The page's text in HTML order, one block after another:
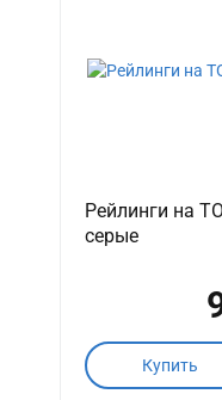
Рейлинги на
серые
Купить